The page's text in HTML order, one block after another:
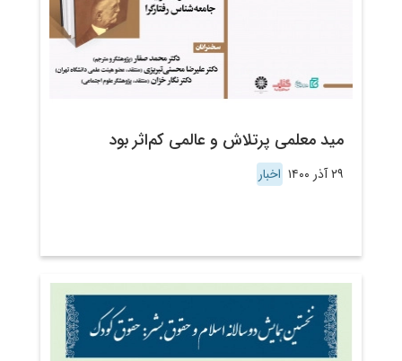
مید معلمی پرتلاش و عالمی کم‌اثر بود
۲۹ آذر ۱۴۰۰ اخبار